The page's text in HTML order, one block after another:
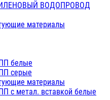
ВОДОПРОВОД
материалы
белые
серые
материалы
с метал. вставкой белые